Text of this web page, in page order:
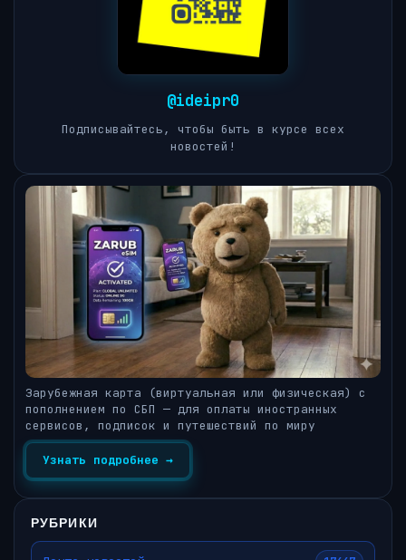
@ideipr0
Подписывайтесь, чтобы быть в курсе всех
новостей!
Зарубежная карта (виртуальная или физическая) с
пополнением по СБП — для оплаты иностранных
сервисов, подписок и путешествий по миру
Узнать подробнее →
РУБРИКИ